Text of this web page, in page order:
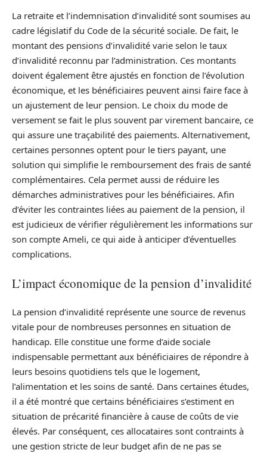
La retraite et l’indemnisation d’invalidité sont soumises au
cadre législatif du Code de la sécurité sociale. De fait, le
montant des pensions d’invalidité varie selon le taux
d’invalidité reconnu par l’administration. Ces montants
doivent également être ajustés en fonction de l’évolution
économique, et les bénéficiaires peuvent ainsi faire face à
un ajustement de leur pension. Le choix du mode de
versement se fait le plus souvent par virement bancaire, ce
qui assure une traçabilité des paiements. Alternativement,
certaines personnes optent pour le tiers payant, une
solution qui simplifie le remboursement des frais de santé
complémentaires. Cela permet aussi de réduire les
démarches administratives pour les bénéficiaires. Afin
d’éviter les contraintes liées au paiement de la pension, il
est judicieux de vérifier régulièrement les informations sur
son compte Ameli, ce qui aide à anticiper d’éventuelles
complications.
L’impact économique de la pension d’invalidité
La pension d’invalidité représente une source de revenus
vitale pour de nombreuses personnes en situation de
handicap. Elle constitue une forme d’aide sociale
indispensable permettant aux bénéficiaires de répondre à
leurs besoins quotidiens tels que le logement,
l’alimentation et les soins de santé. Dans certaines études,
il a été montré que certains bénéficiaires s’estiment en
situation de précarité financière à cause de coûts de vie
élevés. Par conséquent, ces allocataires sont contraints à
une gestion stricte de leur budget afin de ne pas se